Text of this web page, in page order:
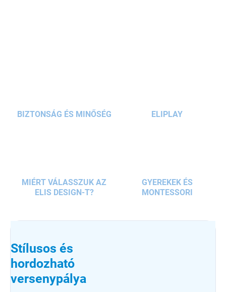
BIZTONSÁG ÉS MINŐSÉG ELIPLAY
MIÉRT VÁLASSZUK AZ
ELIS DESIGN-T?
GYEREKEK ÉS
MONTESSORI
Stílusos és
hordozható
versenypálya